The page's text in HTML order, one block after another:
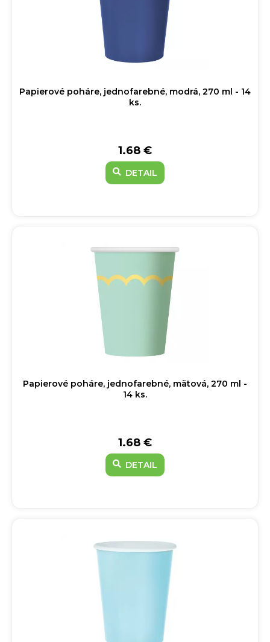
Papierové poháre, jednofarebné, modrá, 270 ml - 14
ks.
1.68 €
DETAIL
Papierové poháre, jednofarebné, mätová, 270 ml -
14 ks.
1.68 €
DETAIL